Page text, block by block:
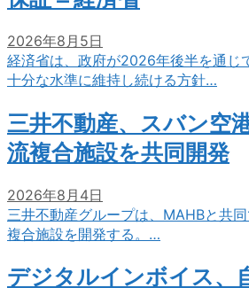
2026年8月5日
経済省は、政府が2026年後半を通じ
十分な水準に維持し続ける方針…
三井不動産、スバン空
流複合施設を共同開発
2026年8月4日
三井不動産グループは、MAHBと共
複合施設を開発する。…
デジタルインボイス、